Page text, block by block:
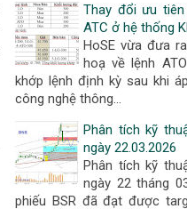
Thay đổi ưu tiên
ATC ở hệ thống
HoSE vừa đưa
hoạ về lệnh
khớp lệnh định kỳ sau khi
công nghệ thông…
Phân tích kỹ
ngày 22.03.2026
Phân tích kỹ
ngày 22 tháng
phiếu BSR đã đạt được